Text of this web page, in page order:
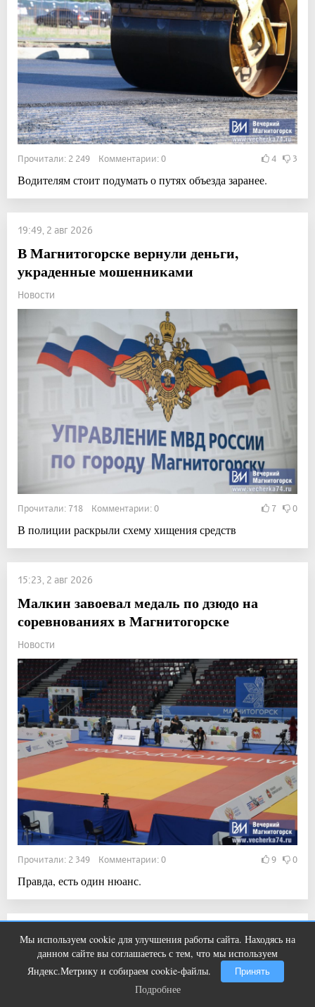
Прочитали: 2 249 Комментарии: 0 4 3
Водителям стоит подумать о путях объезда заранее.
19:49, 2 авг 2026
В Магнитогорске вернули деньги,
украденные мошенниками
Новости
Прочитали: 718 Комментарии: 0 7 0
В полиции раскрыли схему хищения средств
15:23, 2 авг 2026
Малкин завоевал медаль по дзюдо на
соревнованиях в Магнитогорске
Новости
Прочитали: 2 349 Комментарии: 0 9 0
Правда, есть один нюанс.
Дзюдоистка из Магнитогорска выиграла
Спартакиаду народов России
Мы используем cookie для улучшения работы сайта. Находясь на
данном сайте вы соглашаетесь с тем, что мы используем
Яндекс.Метрику и собираем cookie-файлы.
Принять
Подробнее
Ролик из Омска: вы будете смеяться
долго
Подробнее